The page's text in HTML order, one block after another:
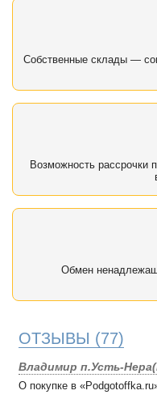
Собственные склады —
Возможность рассрочки
Обмен
ОТЗЫВЫ (77)
Владимир п.Усть-
О покупке в